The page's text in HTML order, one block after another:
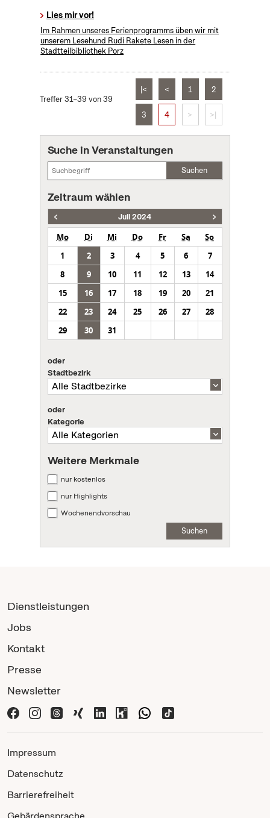
Lies mir vor!
Im Rahmen unseres Ferienprogramms üben wir mit
unserem Lesehund Rudi Rakete Lesen in der
Stadtteilbibliothek Porz
Treffer 31–39 von 39
|< < 1 2
3 4 > >|
Suche in Veranstaltungen
Suchen
Zeitraum wählen
Juli 2024
Mo Di Mi Do Fr Sa
So
1
2 3 4 5 6
7
8
9 10 11 12 13
14
15
16 17 18 19 20
21
22
23 24 25 26 27
28
29
30 31
oder
Stadtbezirk
oder
Kategorie
Weitere Merkmale
nur kostenlos
nur Highlights
Wochenendvorschau
Suchen
Dienstleistungen
Jobs
Kontakt
Presse
Newsletter
Impressum
Datenschutz
Barrierefreiheit